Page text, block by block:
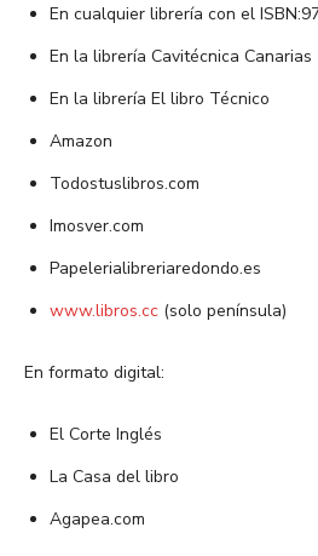
En cualquier librería con el
En la librería Cavitécnica Canarias
En la librería El libro Técnico
Amazon
Todostuslibros.com
Imosver.com
Papelerialibreriaredondo.es
www.libros.cc (solo península)
En formato digital:
El Corte Inglés
La Casa del libro
Agapea.com